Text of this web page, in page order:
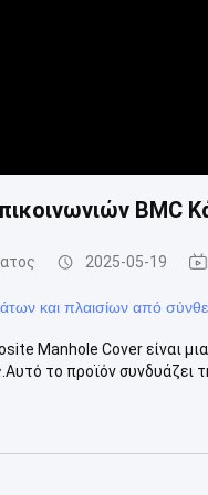
BMC
2025-05-19
και πλαισίων από
Manhole Cover είναι
το προϊόν συνδυάζει